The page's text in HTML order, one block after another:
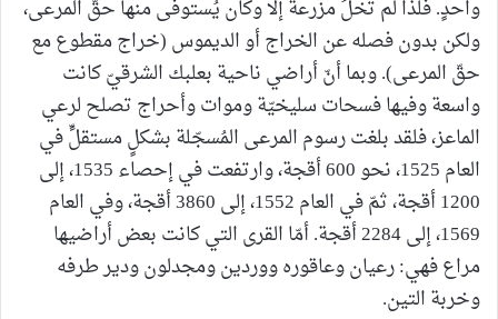
واحدٍ. فلذا لم تخلُ مزرعة إلًا وكان يُستوفى منها حقّ المرعى،
ولكن بدون فصله عن الخراج أو الديموس (خراج مقطوع مع
حقّ المرعى). وبما أنّ أراضي ناحية بعلبك الشرقيّ كانت
واسعة وفيها فسحات سليخيّة وموات وأحراج تصلح لرعي
الماعز، فلقد بلغت رسوم المرعى المُسجّلة بشكلٍ مستقلٍّ في
العام 1525، نحو 600 أقجة، وارتفعت في إحصاء 1535، إلى
1200 أقجة، ثمّ في العام 1552، إلى 3860 أقجة، وفي العام
1569، إلى 2284 أقجة. أمّا القرى التي كانت بعض أراضيها
مراع فهي: رعيان وعاقوره ووردين ومجدلون ودير طرفه
وخربة التين.